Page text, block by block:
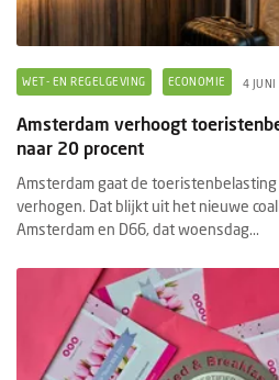
WET- EN REGELGEVING ECONOMIE 4
Amsterdam verhoogt
naar 20 procent
Amsterdam gaat de
verhogen. Dat blijkt uit het nieuwe
Amsterdam en D66, dat woensdag...